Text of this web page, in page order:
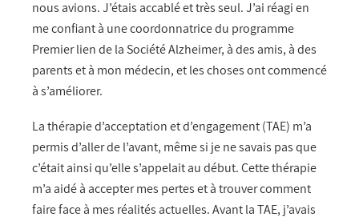
nous avions. J’étais accablé et très seul. J’ai réagi en
me confiant à une coordonnatrice du programme
Premier lien de la Société Alzheimer, à des amis, à des
parents et à mon médecin, et les choses ont commencé
à s’améliorer.
La thérapie d’acceptation et d’engagement (TAE) m’a
permis d’aller de l’avant, même si je ne savais pas que
c’était ainsi qu’elle s’appelait au début. Cette thérapie
m’a aidé à accepter mes pertes et à trouver comment
faire face à mes réalités actuelles. Avant la TAE, j’avais